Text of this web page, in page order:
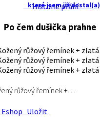
které jsem již dostal(a)
Historie přání
Po čem dušička prahne
růžový řemínek +…
Uložit